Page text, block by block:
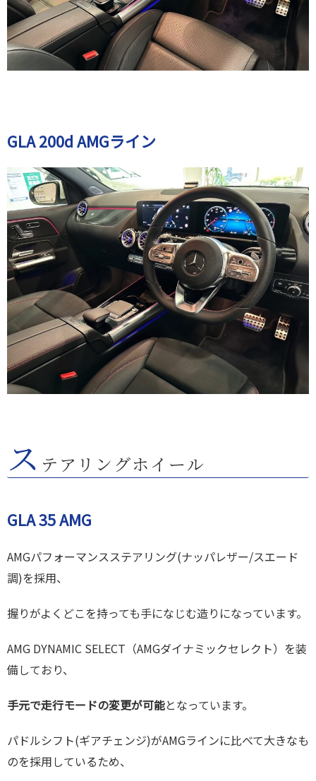
GLA 200d AMGライン
ス テアリングホイール
GLA 35 AMG
AMGパフォーマンスステアリング(ナッパレザー/スエード
調)を採用、
握りがよくどこを持っても手になじむ造りになっています。
AMG DYNAMIC SELECT（AMGダイナミックセレクト）を装
備しており、
手元で走行モードの変更が可能となっています。
パドルシフト(ギアチェンジ)がAMGラインに比べて大きなも
のを採用しているため、